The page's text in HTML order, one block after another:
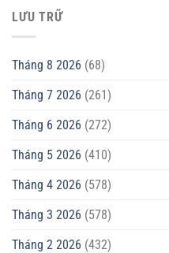
LƯU TRỮ
Tháng 8 2026 (68)
Tháng 7 2026 (261)
Tháng 6 2026 (272)
Tháng 5 2026 (410)
Tháng 4 2026 (578)
Tháng 3 2026 (578)
Tháng 2 2026 (432)